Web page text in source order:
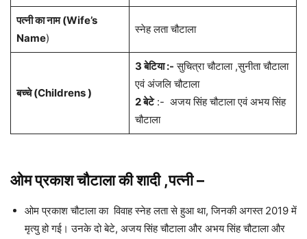
पत्नी का नाम (Wife’s
Name)
स्नेह लता चौटाला
बच्चे (Childrens )
3 बेटिया :- सुचित्रा चौटाला ,सुनीता चौटाला
एवं अंजलि चौटाला
2 बेटे:- अजय सिंह चौटाला एवं अभय सिंह
चौटाला
ओम प्रकाश चौटालाकी शादी ,पत्नी–
ओम प्रकाश चौटाला का विवाह स्नेह लता से हुआ था, जिनकी अगस्त 2019 में
मृत्यु हो गई। उनके दो बेटे, अजय सिंह चौटाला और अभय सिंह चौटाला और